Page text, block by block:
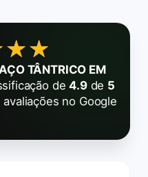
TÂNTRICO EM
de4.9de 5
avaliações no Google